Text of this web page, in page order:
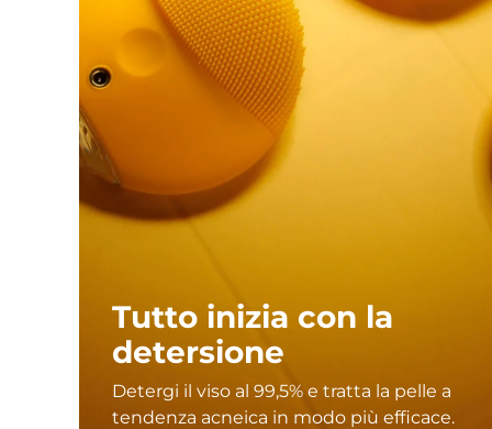
Tutto inizia con la
detersione
Detergi il viso al 99,5% e tratta la pelle a
tendenza acneica in modo più efficace.